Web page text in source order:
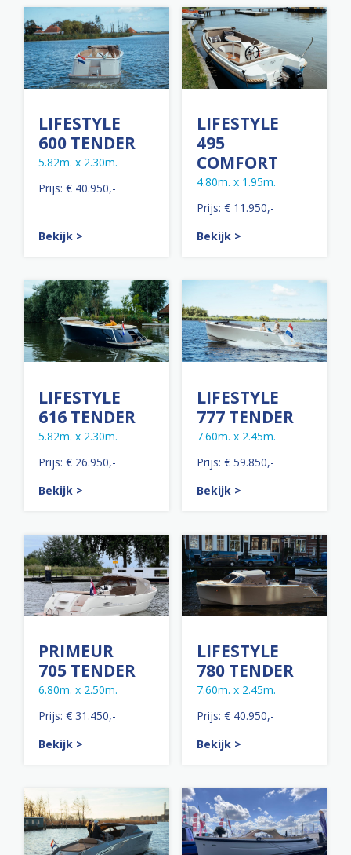
LIFESTYLE
600 TENDER
5.82m. x 2.30m.
Prijs: € 40.950,-
Bekijk >
LIFESTYLE
495
COMFORT
4.80m. x 1.95m.
Prijs: € 11.950,-
Bekijk >
LIFESTYLE
616 TENDER
5.82m. x 2.30m.
Prijs: € 26.950,-
Bekijk >
LIFESTYLE
777 TENDER
7.60m. x 2.45m.
Prijs: € 59.850,-
Bekijk >
PRIMEUR
705 TENDER
6.80m. x 2.50m.
Prijs: € 31.450,-
Bekijk >
LIFESTYLE
780 TENDER
7.60m. x 2.45m.
Prijs: € 40.950,-
Bekijk >